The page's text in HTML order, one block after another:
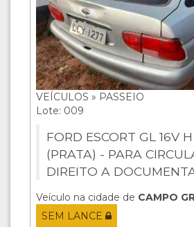
VEÍCULOS » PASSEIO
Lote: 009
FORD ESCORT GL 16V
(PRATA) - PARA
DIREITO A
Veículo na cidade de CAMPO
SEM LANCE